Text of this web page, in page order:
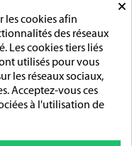
les cookies afin
des réseaux
Les cookies tiers liés
utilisés pour vous
les réseaux sociaux,
Acceptez-vous ces
à l'utilisation de